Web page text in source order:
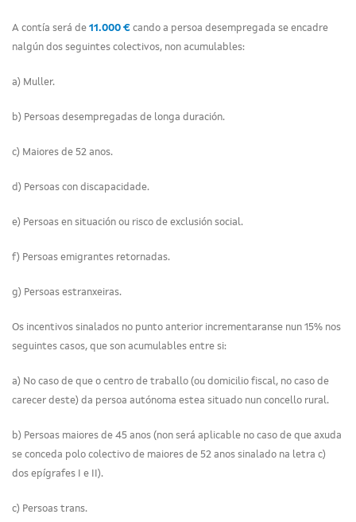
A contía será de 11.000 € cando a persoa desempregada se encadre
nalgún dos seguintes colectivos, non acumulables:
a) Muller.
b) Persoas desempregadas de longa duración.
c) Maiores de 52 anos.
d) Persoas con discapacidade.
e) Persoas en situación ou risco de exclusión social.
f) Persoas emigrantes retornadas.
g) Persoas estranxeiras.
Os incentivos sinalados no punto anterior incrementaranse nun 15% nos
seguintes casos, que son acumulables entre si:
a) No caso de que o centro de traballo (ou domicilio fiscal, no caso de
carecer deste) da persoa autónoma estea situado nun concello rural.
b) Persoas maiores de 45 anos (non será aplicable no caso de que axuda
se conceda polo colectivo de maiores de 52 anos sinalado na letra c)
dos epígrafes I e II).
c) Persoas trans.